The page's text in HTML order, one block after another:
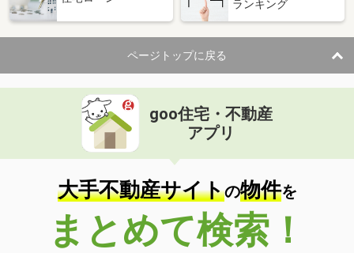
ランキング
ページトップに戻る
goo住宅・不動産
アプリ
大手不動産サイトの物件を
まとめて検索！